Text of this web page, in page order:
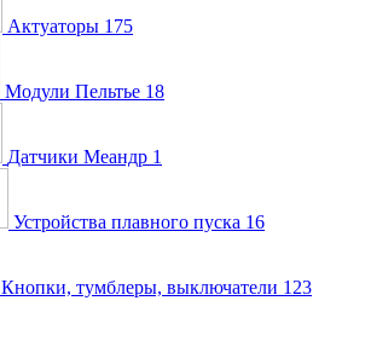
Актуаторы 175
Модули Пельтье 18
Датчики Меандр 1
Устройства плавного пуска 16
Кнопки, тумблеры, выключатели 123